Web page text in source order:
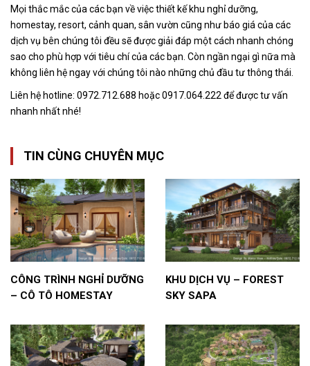
Mọi thắc mắc của các bạn về việc thiết kế khu nghỉ dưỡng,
homestay, resort, cảnh quan, sân vườn cũng như báo giá của các
dịch vụ bên chúng tôi đều sẽ được giải đáp một cách nhanh chóng
sao cho phù hợp với tiêu chí của các bạn. Còn ngần ngại gì nữa mà
không liên hệ ngay với chúng tôi nào những chủ đầu tư thông thái.
Liên hệ hotline: 0972.712.688 hoặc 0917.064.222 để được tư vấn
nhanh nhất nhé!
TIN CÙNG CHUYÊN MỤC
CÔNG TRÌNH NGHỈ DƯỠNG
– CÔ TÔ HOMESTAY
KHU DỊCH VỤ – FOREST
SKY SAPA